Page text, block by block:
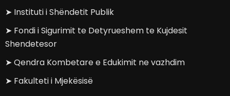
➤ Instituti i Shëndetit Publik
➤ Fondi i Sigurimit te Detyrueshem te Kujdesit
Shendetesor
➤ Qendra Kombetare e Edukimit ne vazhdim
➤ Fakulteti i Mjekësisë